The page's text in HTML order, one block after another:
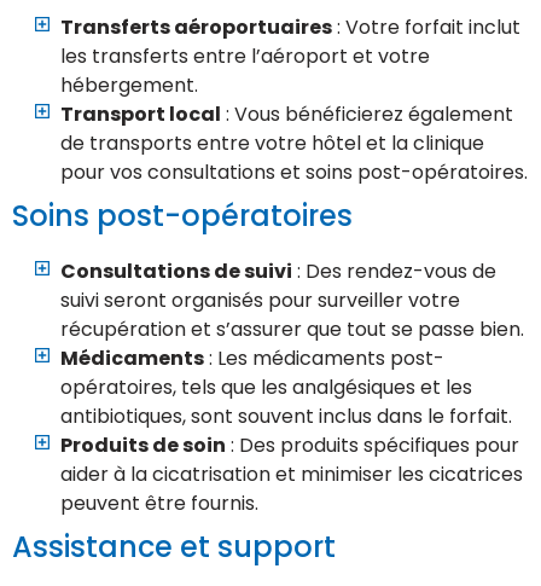
Transferts aéroportuaires: Votre forfait inclut
les transferts entre l’aéroport et votre
hébergement.
Transport local : Vous bénéficierez également
de transports entre votre hôtel et la clinique
pour vos consultations et soins post-opératoires.
Soins post-opératoires
Consultations de suivi : Des rendez-vous de
suivi seront organisés pour surveiller votre
récupération et s’assurer que tout se passe bien.
Médicaments: Les médicaments post-
opératoires, tels que les analgésiques et les
antibiotiques, sont souvent inclus dans le forfait.
Produits de soin : Des produits spécifiques pour
aider à la cicatrisation et minimiser les cicatrices
peuvent être fournis.
Assistance et support